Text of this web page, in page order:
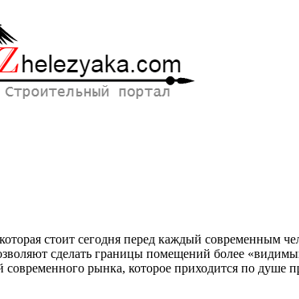
стоит сегодня перед каждый современным
сделать границы помещений более
рынка, которое приходится по душе